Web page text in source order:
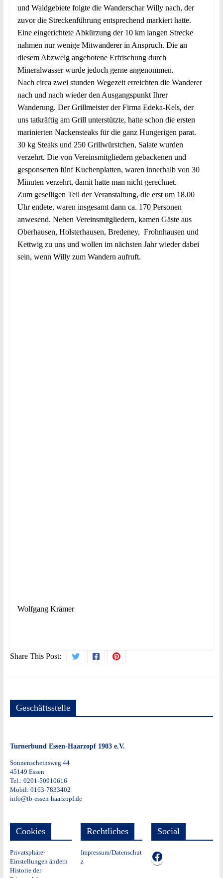
und Waldgebiete folgte die Wanderschar Willy nach, der
zuvor die Streckenführung entsprechend markiert hatte.
Eine eingerichtete Abkürzung der 10 km langen Strecke
nahmen nur wenige Mitwanderer in Anspruch. Die an
diesem Abzweig angebotene Erfrischung durch
Mineralwasser wurde jedoch gerne angenommen.
Nach circa zwei stunden Wegezeit erreichten die Wanderer
nach und nach wieder den Ausgangspunkt Ihrer
Wanderung. Der Grillmeister der Firma Edeka-Kels, der
uns tatkräftig am Grill unterstützte, hatte schon die ersten
marinierten Nackensteaks für die ganz Hungerigen parat.
30 kg Steaks und 250 Grillwürstchen, Salate wurden
verzehrt. Die von Vereinsmitgliedern gebackenen und
gesponserten fünf Kuchenplatten, waren innerhalb von 30
Minuten verzehrt, damit hatte man nicht gerechnet.
Zum geselligen Teil der Veranstaltung, die erst um 18.00
Uhr endete, waren insgesamt dann ca. 170 Personen
anwesend. Neben Vereinsmitgliedern, kamen Gäste aus
Oberhausen, Holsterhausen, Bredeney, Frohnhausen und
Kettwig zu uns und wollen im nächsten Jahr wieder dabei
sein, wenn Willy zum Wandern aufruft.
Wolfgang Krämer
Share This Post:
Geschäftsstelle
Turnerbund Essen-Haarzopf 1903 e.V.
Sonnenscheinsweg 44
45149 Essen
Tel.: 0201-50910616
Mobil: 0163-7833402
info@tb-essen-haarzopf.de
Cookies
Privatsphäre-
Einstellungen ändern
Historie der
Rechtliches
Impressum/Datenschut
z
Social
TB auf Facebook